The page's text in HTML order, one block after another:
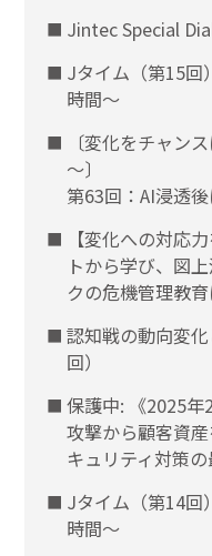
Jintec Special
Jタイム（第15回
時間～
〔変化をチャン
〜〕
第63回：AI浸透
【変化への対応
トから学び、図
クの危機管理教育
認知戦の動向変
回）
保護中: 《2025
攻撃から顧客資
キュリティ対策
Jタイム（第14回
時間～